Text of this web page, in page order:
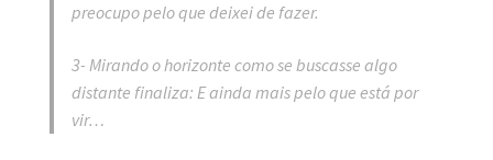
preocupo pelo que deixei de fazer.
3- Mirando o horizonte como se buscasse algo
distante finaliza: E ainda mais pelo que está por
vir…